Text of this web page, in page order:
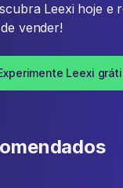
Leexi hoje e
vender!
Leexi